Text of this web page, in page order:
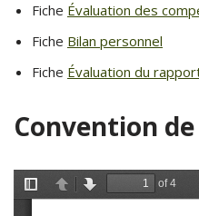
Fiche Évaluation des
Fiche Bilan personnel
Fiche Évaluation du
Convention